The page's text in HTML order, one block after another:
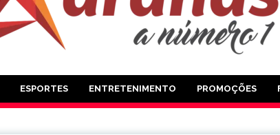
ESPORTES ENTRETENIMENTO PROMOÇÕES